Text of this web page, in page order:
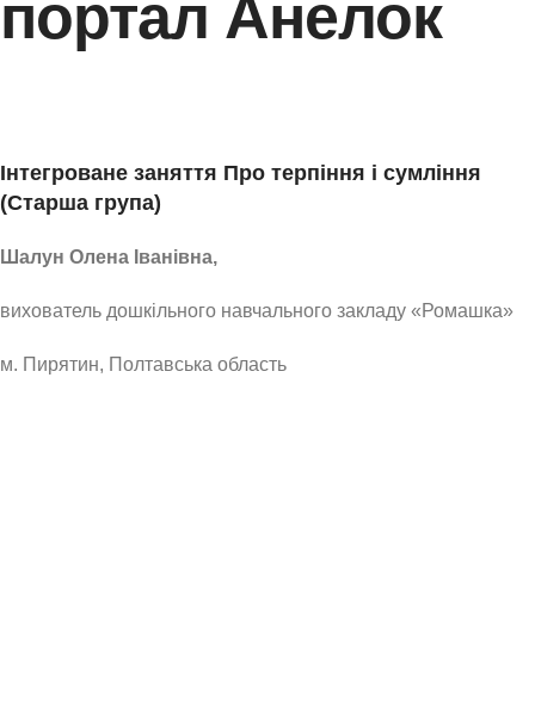
портал Анелок
Інтегроване заняття Про терпіння і сумління
(Старша група)
Шалун Олена Іванівна,
вихователь дошкільного навчального закладу «Ромашка»
м. Пирятин, Полтавська область